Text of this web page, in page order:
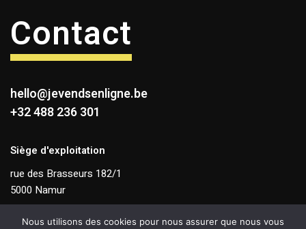
Contact
hello@jevendsenligne.be
+32 488 236 301
Siège d'exploitation
rue des Brasseurs 182/1
5000 Namur
Nous utilisons des cookies pour nous assurer que nous vous